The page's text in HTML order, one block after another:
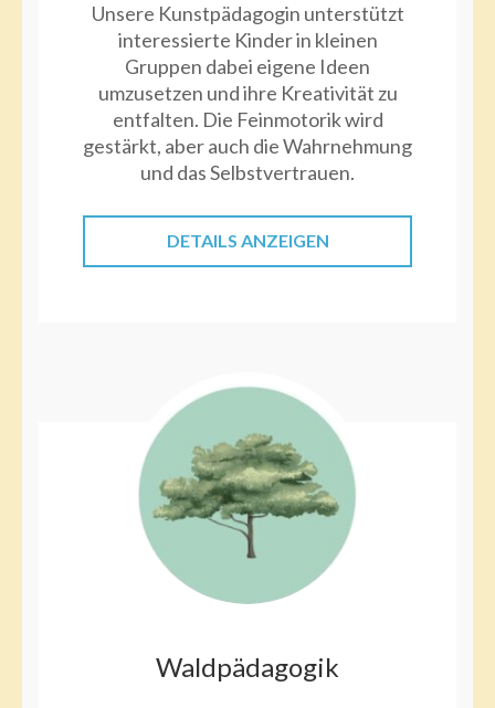
Unsere Kunstpädagogin unterstützt
interessierte Kinder in kleinen
Gruppen dabei eigene Ideen
umzusetzen und ihre Kreativität zu
entfalten. Die Feinmotorik wird
gestärkt, aber auch die Wahrnehmung
und das Selbstvertrauen.
DETAILS ANZEIGEN
Waldpädagogik